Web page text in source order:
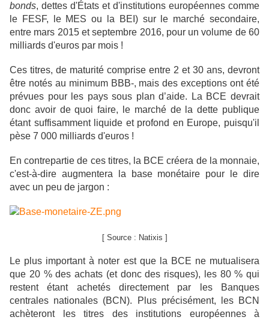
bonds, dettes d'États et d'institutions européennes comme
le FESF, le MES ou la BEI) sur le marché secondaire,
entre mars 2015 et septembre 2016, pour un volume de 60
milliards d'euros par mois !
Ces titres, de maturité comprise entre 2 et 30 ans, devront
être notés au minimum BBB-, mais des exceptions ont été
prévues pour les pays sous plan d’aide. La BCE devrait
donc avoir de quoi faire, le marché de la dette publique
étant suffisamment liquide et profond en Europe, puisqu'il
pèse 7 000 milliards d'euros !
En contrepartie de ces titres, la BCE créera de la monnaie,
c'est-à-dire augmentera la base monétaire pour le dire
avec un peu de jargon :
[ Source : Natixis ]
Le plus important à noter est que la BCE ne mutualisera
que 20 % des achats (et donc des risques), les 80 % qui
restent étant achetés directement par les Banques
centrales nationales (BCN). Plus précisément, les BCN
achèteront les titres des institutions européennes à